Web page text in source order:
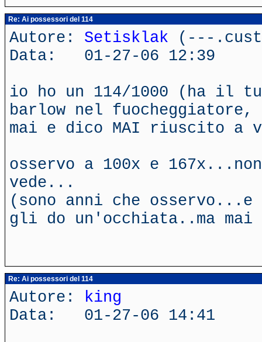
Re: Ai possessori del 114
Autore: Setisklak (---
Data: 01-27-06 12:39
io ho un 114/1000 (ha il
barlow nel fuocheggiatore,
mai e dico MAI riuscito a
osservo a 100x e
vede...
(sono anni che
gli do un'occhiata..ma
Re: Ai possessori del 114
Autore: king
Data: 01-27-06 14:41